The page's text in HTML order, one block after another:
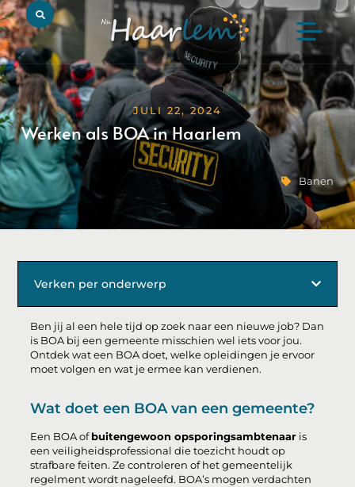
JULI 22, 2024
Werken als BOA in Haarlem
Banen
Ben jij al een hele tijd op zoek naar een nieuwe job? Dan
is BOA bij een gemeente misschien wel iets voor jou.
Ontdek wat een BOA doet, welke opleidingen je ervoor
moet volgen en wat je ermee kan verdienen.
Wat doet een BOA van een gemeente?
Een BOA of buitengewoon opsporingsambtenaar is
een veiligheidsprofessional die toezicht houdt op
strafbare feiten. Ze controleren of het gemeentelijk
regelment wordt nageleefd. BOA’s mogen verdachten
Verken per onderwerp